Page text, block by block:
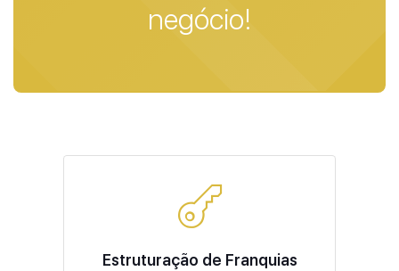
negócio!
Estruturação de Franquias